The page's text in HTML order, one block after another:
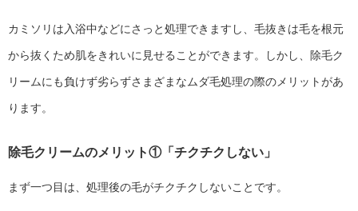
カミソリは入浴中などにさっと処理できますし、毛抜きは毛を根元
から抜くため肌をきれいに見せることができます。しかし、除毛ク
リームにも負けず劣らずさまざまなムダ毛処理の際のメリットがあ
ります。
除毛クリームのメリット①「チクチクしない」
まず一つ目は、処理後の毛がチクチクしないことです。